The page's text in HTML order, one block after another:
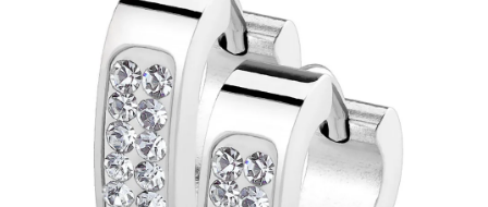
nyakláncok
Ajándékdobozok